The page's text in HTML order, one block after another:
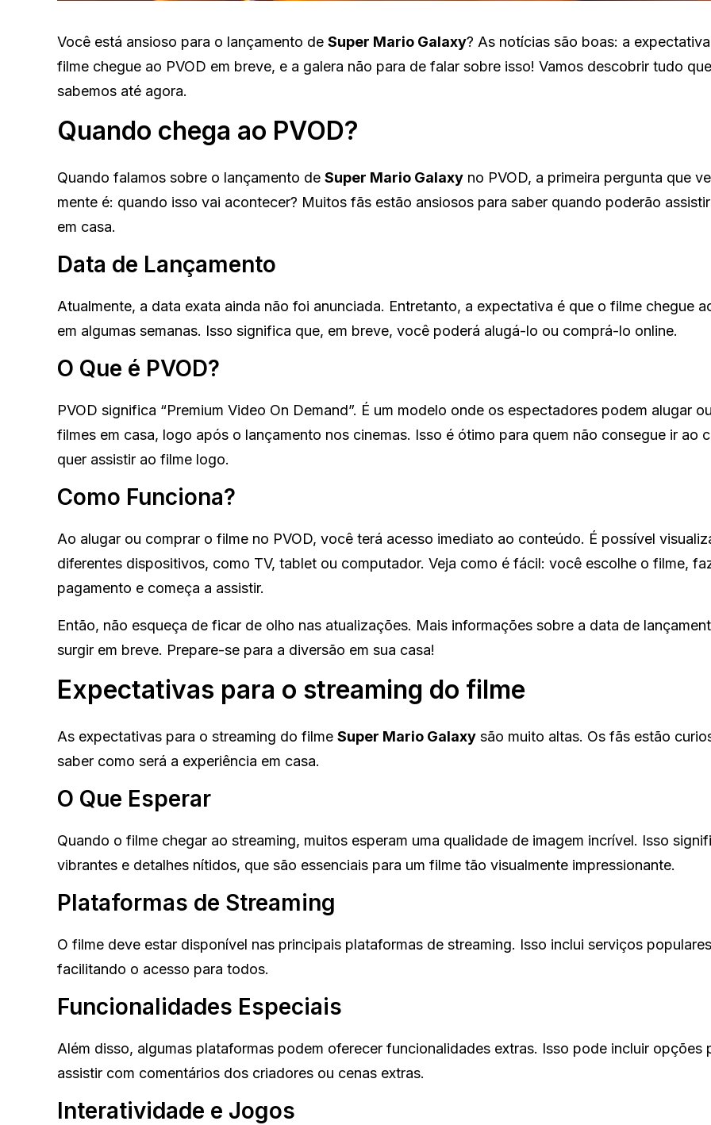
Você está ansioso para o lançamento de Super Mario Galaxy? As notícias são boas: a
filme chegue ao PVOD em breve, e a galera não para de falar sobre isso! Vamos descobrir tudo que
sabemos até agora.
Quando chega ao PVOD?
Quando falamos sobre o lançamento de Super Mario Galaxy no PVOD, a primeira pergunta que
mente é: quando isso vai acontecer? Muitos fãs estão ansiosos para saber quando poderão
em casa.
Data de Lançamento
Atualmente, a data exata ainda não foi anunciada. Entretanto, a expectativa é que o filme chegue
em algumas semanas. Isso significa que, em breve, você poderá alugá-lo ou comprá-lo online.
O Que é PVOD?
PVOD significa “Premium Video On Demand”. É um modelo onde os espectadores podem alugar
filmes em casa, logo após o lançamento nos cinemas. Isso é ótimo para quem não consegue ir ao
quer assistir ao filme logo.
Como Funciona?
Ao alugar ou comprar o filme no PVOD, você terá acesso imediato ao conteúdo. É possível
diferentes dispositivos, como TV, tablet ou computador. Veja como é fácil: você escolhe o filme,
pagamento e começa a assistir.
Então, não esqueça de ficar de olho nas atualizações. Mais informações sobre a data de
surgir em breve. Prepare-se para a diversão em sua casa!
Expectativas para o streaming do filme
As expectativas para o streaming do filme Super Mario Galaxy são muito altas. Os fãs estão
saber como será a experiência em casa.
O Que Esperar
Quando o filme chegar ao streaming, muitos esperam uma qualidade de imagem incrível. Isso
vibrantes e detalhes nítidos, que são essenciais para um filme tão visualmente impressionante.
Plataformas de Streaming
O filme deve estar disponível nas principais plataformas de streaming. Isso inclui serviços
facilitando o acesso para todos.
Funcionalidades Especiais
Além disso, algumas plataformas podem oferecer funcionalidades extras. Isso pode incluir opções
assistir com comentários dos criadores ou cenas extras.
Interatividade e Jogos